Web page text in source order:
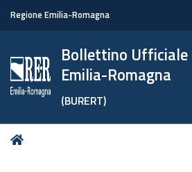
Regione Emilia-Romagna
Bollettino Ufficiale
Emilia-Romagna
(BURERT)
Tu